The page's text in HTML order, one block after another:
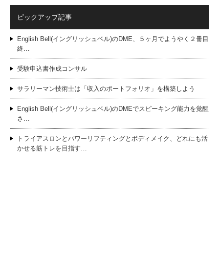
ピックアップ記事
English Bell(イングリッシュベル)のDME、５ヶ月でようやく２冊目
終…
受験申込書作成コンサル
サラリーマン技術士は「収入のポートフォリオ」を構築しよう
English Bell(イングリッシュベル)のDMEでスピーキング能力を覚醒
さ…
トライアスロンとパワーリフティングとボディメイク、どれにも活
かせる筋トレを目指す…